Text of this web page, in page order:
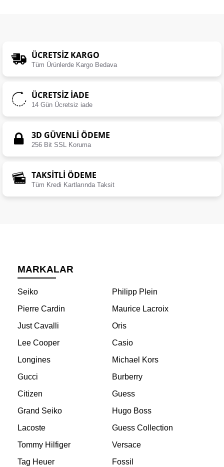
ÜCRETSIZ KARGO
Tüm Ürünlerde Kargo Bedava
ÜCRETSIZ İADE
14 Gün Ücretsiz iade
3D GÜVENLİ ÖDEME
256 Bit SSL Koruma
TAKSİTLİ ÖDEME
Tüm Kredi Kartlarında Taksit
MARKALAR
Seiko
Philipp Plein
Pierre Cardin
Maurice Lacroix
Just Cavalli
Oris
Lee Cooper
Casio
Longines
Michael Kors
Gucci
Burberry
Citizen
Guess
Grand Seiko
Hugo Boss
Lacoste
Guess Collection
Tommy Hilfiger
Versace
Tag Heuer
Fossil